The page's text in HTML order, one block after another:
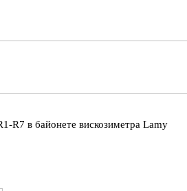
R7 в байонете вискозиметра Lamy